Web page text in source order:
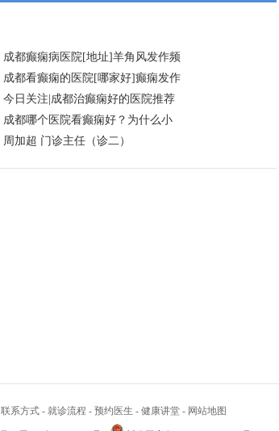
成都癫痫病医院[地址]羊角风发作频
成都看癫痫的医院[哪家好]癫痫发作
今日关注|成都治癫痫好的医院推荐
成都哪个医院看癫痫好？为什么小
周加超 门诊主任（诊二）
联系方式 - 就诊流程 - 预约医生 - 健康讲堂 - 网站地图